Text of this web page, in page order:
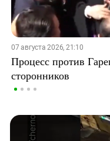
07 августа 2026, 21:10
Процесс против
сторонников